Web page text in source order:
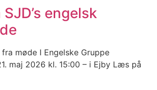
engelsk
møde I Engelske Gruppe
maj 2026 kl. 15:00 – i Ejby Læs på